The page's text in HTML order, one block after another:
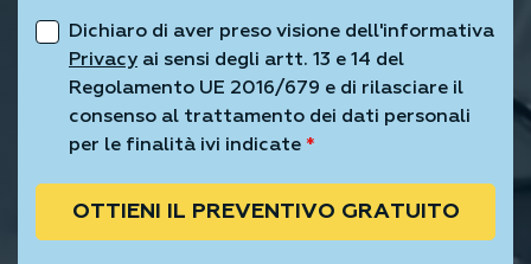
Dichiaro di aver preso visione dell'informativa
Privacy ai sensi degli artt. 13 e 14 del
Regolamento UE 2016/679 e di rilasciare il
consenso al trattamento dei dati personali
per le finalità ivi indicate *
OTTIENI IL PREVENTIVO GRATUITO